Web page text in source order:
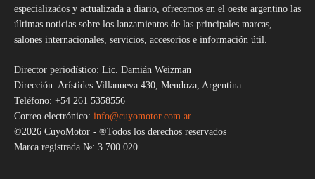
especializados y actualizada a diario, ofrecemos en el oeste argentino las
últimas noticias sobre los lanzamientos de las principales marcas,
salones internacionales, servicios, accesorios e información útil.
Director periodístico: Lic. Damián Weizman
Dirección: Arístides Villanueva 430, Mendoza, Argentina
Teléfono: +54 261 5358556
Correo electrónico: info@cuyomotor.com.ar
©2026 CuyoMotor - ®Todos los derechos reservados
Marca registrada №: 3.700.020